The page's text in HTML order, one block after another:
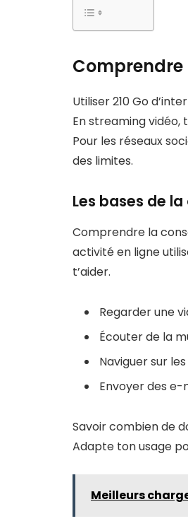
Comprendre
Utiliser 210 Go
En streaming vidéo,
Pour les réseaux
des limites.
Les bases de
Comprendre la
activité en ligne
t’aider.
Regarder une
Écouter de la
Naviguer sur
Envoyer des e-
Savoir combien de
Adapte ton usage
Meilleurs